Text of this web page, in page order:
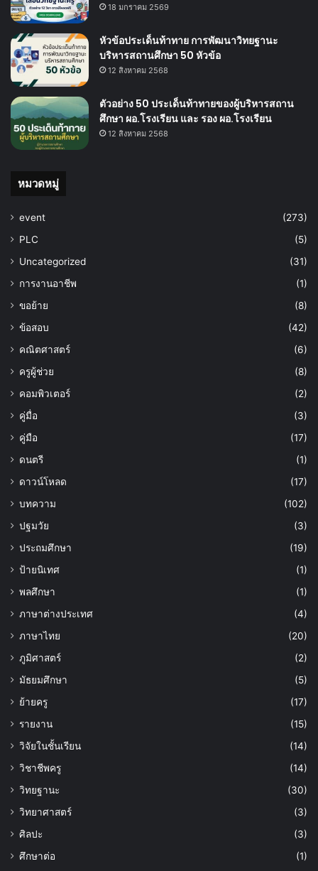
18 มกราคม 2569
หัวข้อประเด็นท้าทาย การพัฒนาวิทยฐานะ
บริหารสถานศึกษา 50 หัวข้อ
12 สิงหาคม 2568
ตัวอย่าง 50 ประเด็นท้าทายของผู้บริหารสถาน
ศึกษา ผอ.โรงเรียน และ รอง ผอ.โรงเรียน
12 สิงหาคม 2568
หมวดหมู่
event
(273)
PLC
(5)
Uncategorized
(31)
การงานอาชีพ
(1)
ขอย้าย
(8)
ข้อสอบ
(42)
คณิตศาสตร์
(6)
ครูผู้ช่วย
(8)
คอมพิวเตอร์
(2)
คู่มื่อ
(3)
คู่มือ
(17)
ดนตรี
(1)
ดาวน์โหลด
(17)
บทความ
(102)
ปฐมวัย
(3)
ประถมศึกษา
(19)
ป้ายนิเทศ
(1)
พลศึกษา
(1)
ภาษาต่างประเทศ
(4)
ภาษาไทย
(20)
ภูมิศาสตร์
(2)
มัธยมศึกษา
(5)
ย้ายครู
(17)
รายงาน
(15)
วิจัยในชั้นเรียน
(14)
วิชาชีพครู
(14)
วิทยฐานะ
(30)
วิทยาศาสตร์
(3)
ศิลปะ
(3)
ศึกษาต่อ
(1)